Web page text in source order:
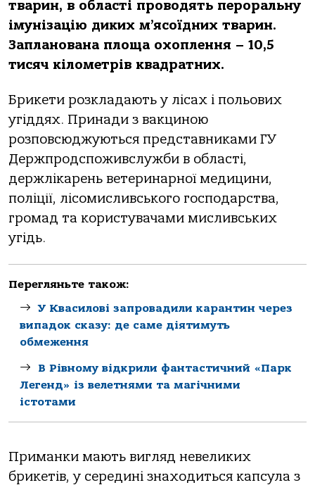
тварин, в області проводять пероральну
імунізацію диких м’ясоїдних тварин.
Запланована площа охоплення – 10,5
тисяч кілометрів квадратних.
Брикети розкладають у лісах і польових
угіддях. Принади з вакциною
розповсюджуються представниками ГУ
Держпродспоживслужби в області,
держлікарень ветеринарної медицини,
поліції, лісомисливського господарства,
громад та користувачами мисливських
угідь.
Перегляньте також:
У Квасилові запровадили карантин через
випадок сказу: де саме діятимуть
обмеження
В Рівному відкрили фантастичний «Парк
Легенд» із велетнями та магічними
істотами
Приманки мають вигляд невеликих
брикетів, у середині знаходиться капсула з